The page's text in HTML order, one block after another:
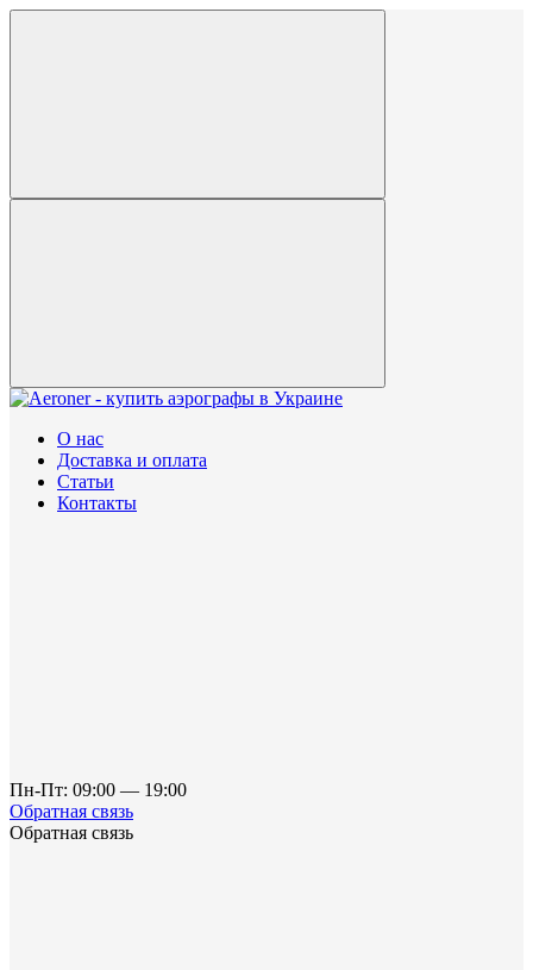
О нас
Доставка и оплата
Статьи
Контакты
Пн-Пт: 09:00 — 19:00
Обратная связь
Обратная связь